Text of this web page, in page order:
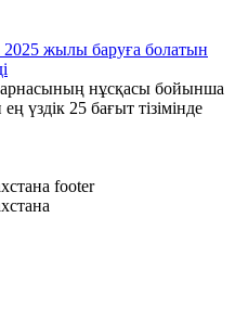
жылы баруға болатын
нұсқасы бойынша
үздік 25 бағыт тізімінде